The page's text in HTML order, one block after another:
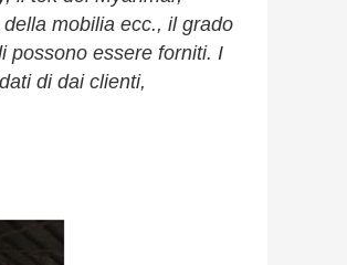
mobilia ecc., il grado
possono essere forniti. I
di dai clienti,